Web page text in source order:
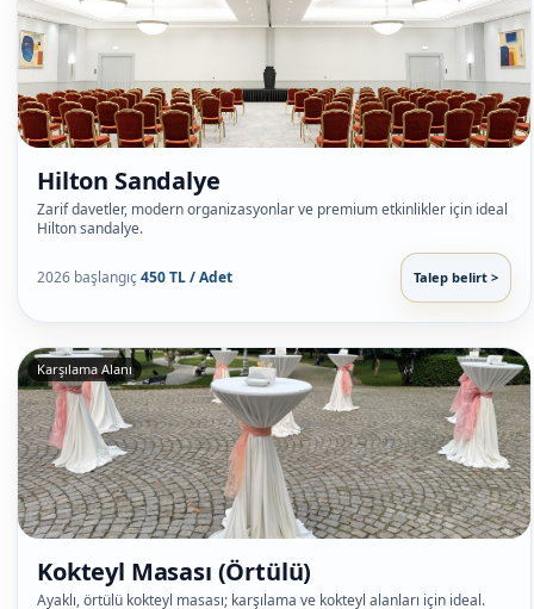
Hilton Sandalye
Zarif davetler, modern organizasyonlar ve premium etkinlikler için ideal
Hilton sandalye.
2026 başlangıç450 TL / Adet Talep belirt >
Karşılama Alanı
Kokteyl Masası (Örtülü)
Ayaklı, örtülü kokteyl masası; karşılama ve kokteyl alanları için ideal.